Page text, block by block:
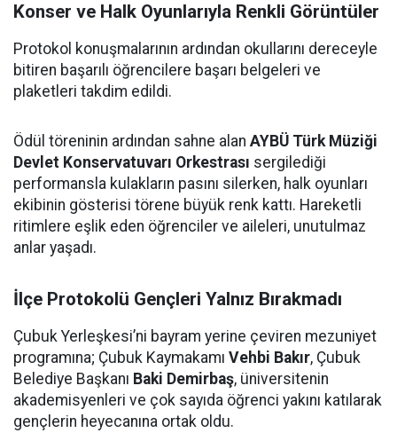
Konser ve Halk Oyunlarıyla Renkli Görüntüler
Protokol konuşmalarının ardından okullarını dereceyle
bitiren başarılı öğrencilere başarı belgeleri ve
plaketleri takdim edildi.
Ödül töreninin ardından sahne alan AYBÜ Türk Müziği
Devlet Konservatuvarı Orkestrası sergilediği
performansla kulakların pasını silerken, halk oyunları
ekibinin gösterisi törene büyük renk kattı. Hareketli
ritimlere eşlik eden öğrenciler ve aileleri, unutulmaz
anlar yaşadı.
İlçe Protokolü Gençleri Yalnız Bırakmadı
Çubuk Yerleşkesi’ni bayram yerine çeviren mezuniyet
programına; Çubuk Kaymakamı Vehbi Bakır, Çubuk
Belediye Başkanı Baki Demirbaş, üniversitenin
akademisyenleri ve çok sayıda öğrenci yakını katılarak
gençlerin heyecanına ortak oldu.